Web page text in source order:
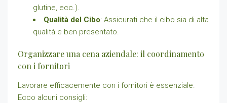
glutine, ecc.).
Qualità del Cibo: Assicurati che il cibo sia di alta
qualità e ben presentato.
Organizzare una cena aziendale: il coordinamento
con i fornitori
Lavorare efficacemente con i fornitori è essenziale.
Ecco alcuni consigli: